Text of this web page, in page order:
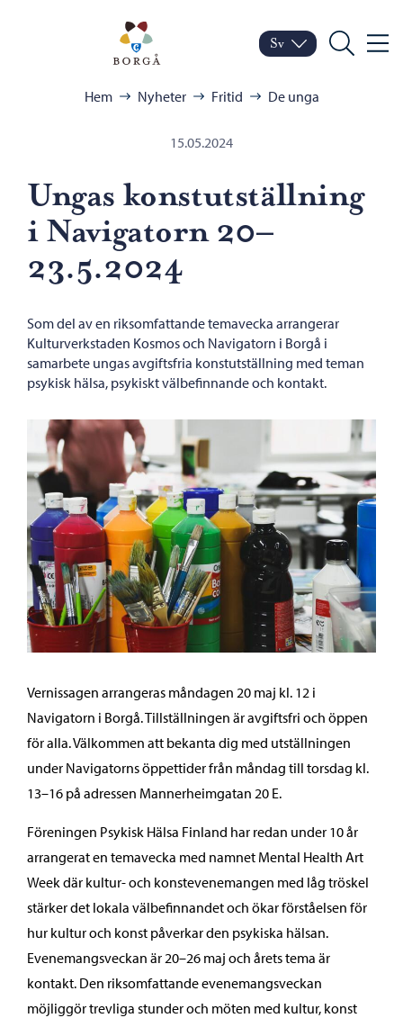
Porvoo – Gå till
Byt språk
Nuvarande språk:
Sv
Sök Meny
Hem Nyheter Fritid De unga
15.05.2024
Ungas konstutställning
i Navigatorn 20–
23.5.2024
Som del av en riksomfattande temavecka arrangerar
Kulturverkstaden Kosmos och Navigatorn i Borgå i
samarbete ungas avgiftsfria konstutställning med teman
psykisk hälsa, psykiskt välbefinnande och kontakt.
Vernissagen arrangeras måndagen 20 maj kl. 12 i
Navigatorn i Borgå. Tillställningen är avgiftsfri och öppen
för alla. Välkommen att bekanta dig med utställningen
under Navigatorns öppettider från måndag till torsdag kl.
13–16 på adressen Mannerheimgatan 20 E.
Föreningen Psykisk Hälsa Finland har redan under 10 år
arrangerat en temavecka med namnet Mental Health Art
Week där kultur- och konstevenemangen med låg tröskel
stärker det lokala välbefinnandet och ökar förståelsen för
hur kultur och konst påverkar den psykiska hälsan.
Evenemangsveckan är 20–26 maj och årets tema är
kontakt. Den riksomfattande evenemangsveckan
möjliggör trevliga stunder och möten med kultur, konst